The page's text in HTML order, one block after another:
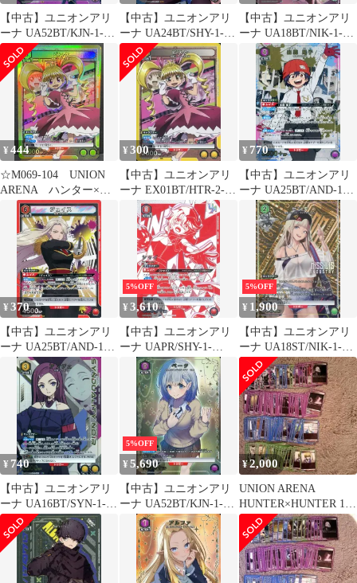
【中古】ユニオンアリ
ーナ UA52BT/KJN-1-
074[SR]：(キラ)ベータ
【中古】ユニオンアリ
ーナ UA24BT/SHY-1-
025[SR]：(キラ)スピリ
ッツ
【中古】ユニオンアリ
ーナ UA18BT/NIK-1-
074[U★]：(キラ)ブラ
ン(ホロ箔押し)
¥444
☆M069-104 UNION
ARENA ハンター×ハ
ンター ビスケ
EX01BT/HTR-2-021
SR ユニオンアリーナ
¥300
【中古】ユニオンアリ
ーナ EX01BT/HTR-2-
021[SR]：ビスケ
¥ 770
【中古】ユニオンアリ
ーナ UA25BT/AND-1-
020[SR★]：(キラ)出雲
風子
¥370
【中古】ユニオンアリ
ーナ UA25BT/AND-1-
062[SR]：(キラ)ジュイ
5%OFF
¥3,610
【中古】ユニオンアリ
ーナ UAPR/SHY-1-
052[UR]：シャイ
5%OFF
¥ 1,900
【中古】ユニオンアリ
ーナ UA18ST/NIK-1-
113[R★]：(キラ)センチ
¥ 740
【中古】ユニオンアリ
ーナ UA16BT/SYN-1-
023[R★]：(キラ)アンジ
ェ
5%OFF
¥5,690
【中古】ユニオンアリ
ーナ UA52BT/KJN-1-
072[U★]：(キラ)ベー
¥2,000
UNION ARENA
HUNTER×HUNTER 169
枚セット